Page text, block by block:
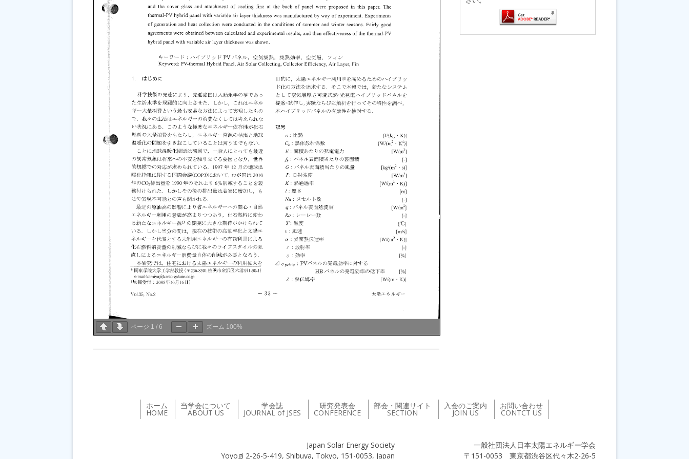
ページ 1 / 6 ズーム 100%
ホーム
HOME
当学会について
ABOUT US
学会誌
JOURNAL of JSES
研究発表会
CONFERENCE
部会・関連サイト
SECTION
入会のご案内
JOIN US
お問い合わせ
CONTCT US
一般社団法人日本太陽エネルギー学会
〒151-0053 東京都渋谷区代々木2-26-5
Japan Solar Energy Society
Yoyogi 2-26-5-419, Shibuya, Tokyo, 151-0053, Japan